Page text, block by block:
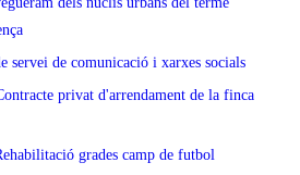
servei de comunicació i xarxes socials
privat d'arrendament de la finca
grades camp de futbol